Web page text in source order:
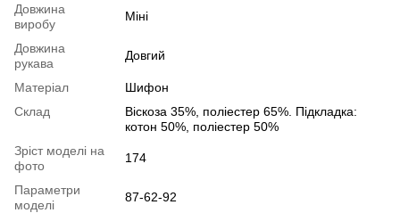
Довжина
виробу
Міні
Довжина
рукава
Довгий
Матеріал
Шифон
Склад
Віскоза 35%, поліестер 65%. Підкладка:
котон 50%, поліестер 50%
Зріст моделі на
фото
174
Параметри
моделі
87-62-92